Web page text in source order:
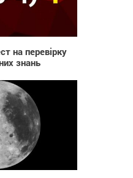
на перевірку
знань